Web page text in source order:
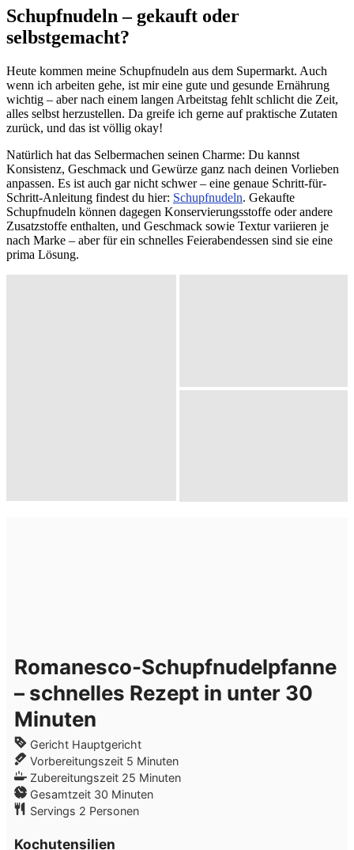
Schupfnudeln – gekauft oder
selbstgemacht?
Heute kommen meine Schupfnudeln aus dem Supermarkt. Auch
wenn ich arbeiten gehe, ist mir eine gute und gesunde Ernährung
wichtig – aber nach einem langen Arbeitstag fehlt schlicht die Zeit,
alles selbst herzustellen. Da greife ich gerne auf praktische Zutaten
zurück, und das ist völlig okay!
Natürlich hat das Selbermachen seinen Charme: Du kannst
Konsistenz, Geschmack und Gewürze ganz nach deinen Vorlieben
anpassen. Es ist auch gar nicht schwer – eine genaue Schritt-für-
Schritt-Anleitung findest du hier: Schupfnudeln. Gekaufte
Schupfnudeln können dagegen Konservierungsstoffe oder andere
Zusatzstoffe enthalten, und Geschmack sowie Textur variieren je
nach Marke – aber für ein schnelles Feierabendessen sind sie eine
prima Lösung.
Romanesco-Schupfnudelpfanne
– schnelles Rezept in unter 30
Minuten
Gericht Hauptgericht
Vorbereitungszeit 5 Minuten
Minuten
Zubereitungszeit 25 Minuten
Minuten
Gesamtzeit 30 Minuten
Minuten
Servings 2 Personen
Kochutensilien